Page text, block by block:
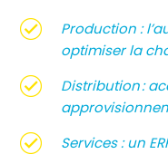
Production :
optimiser la
Distribution :
Services : un